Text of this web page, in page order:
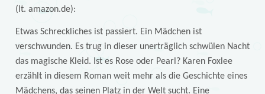
(lt. amazon.de):
Etwas Schreckliches ist passiert. Ein Mädchen ist
verschwunden. Es trug in dieser unerträglich schwülen Nacht
das magische Kleid. Ist es Rose oder Pearl? Karen Foxlee
erzählt in diesem Roman weit mehr als die Geschichte eines
Mädchens, das seinen Platz in der Welt sucht. Eine